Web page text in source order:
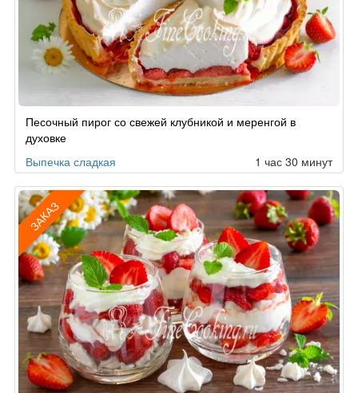
Песочный пирог со свежей клубникой и меренгой в
духовке
Выпечка сладкая
1 час 30 минут
ЗАКАЗ